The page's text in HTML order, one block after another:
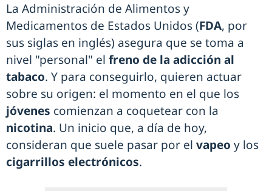
La Administración de Alimentos y
Medicamentos de Estados Unidos (FDA, por
sus siglas en inglés) asegura que se toma a
nivel "personal" el freno de la adicción al
tabaco. Y para conseguirlo, quieren actuar
sobre su origen: el momento en el que los
jóvenes comienzan a coquetear con la
nicotina. Un inicio que, a día de hoy,
consideran que suele pasar por el vapeo y los
cigarrillos electrónicos.